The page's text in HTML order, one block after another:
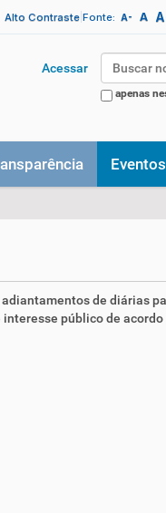
Alto Contraste Fonte: A- A
apenas
Acessar
Eventos
de diárias
público de